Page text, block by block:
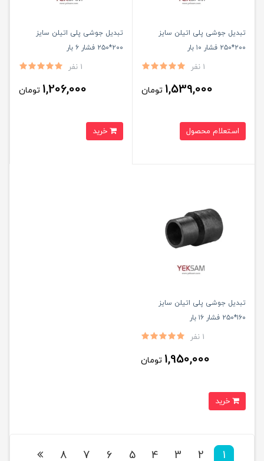
تبدیل جوشی پلی اتیلن سایز
۲۰۰*۲۵۰ فشار ۱۰ بار
1 نفر
1,539,000 تومان
استعلام محصول
تبدیل جوشی پلی اتیلن سایز
۲۰۰*۲۵۰ فشار ۶ بار
1 نفر
1,206,000 تومان
تبدیل جوشی پلی اتیلن سایز
۱۶۰*۲۵۰ فشار ۱۶ بار
1 نفر
1,950,000 تومان
1
2
3
4
5
6
7
8